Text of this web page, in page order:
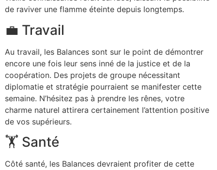
de raviver une flamme éteinte depuis longtemps.
💼 Travail
Au travail, les Balances sont sur le point de démontrer
encore une fois leur sens inné de la justice et de la
coopération. Des projets de groupe nécessitant
diplomatie et stratégie pourraient se manifester cette
semaine. N’hésitez pas à prendre les rênes, votre
charme naturel attirera certainement l’attention positive
de vos supérieurs.
🏋️ Santé
Côté santé, les Balances devraient profiter de cette